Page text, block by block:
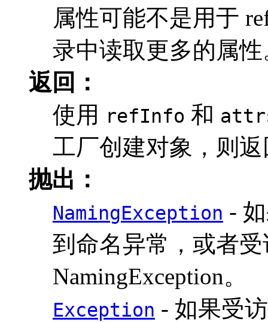
属性可能不是用于
录中读取更多的属性
返回：
使用
refInfo 和
工厂创建对象，则
抛出：
NamingException -
到命名异常，或者
NamingException。
Exception - 如果受